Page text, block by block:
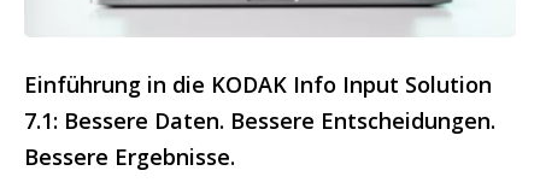
Einführung in die KODAK Info Input Solution
7.1: Bessere Daten. Bessere Entscheidungen.
Bessere Ergebnisse.